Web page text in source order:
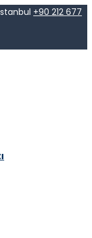
+90 212 677